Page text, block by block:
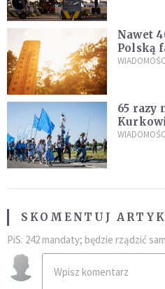
Nawet
Polską
65 razy
SKOMENTUJ
PiS: 242 mandaty; będzie rządzić